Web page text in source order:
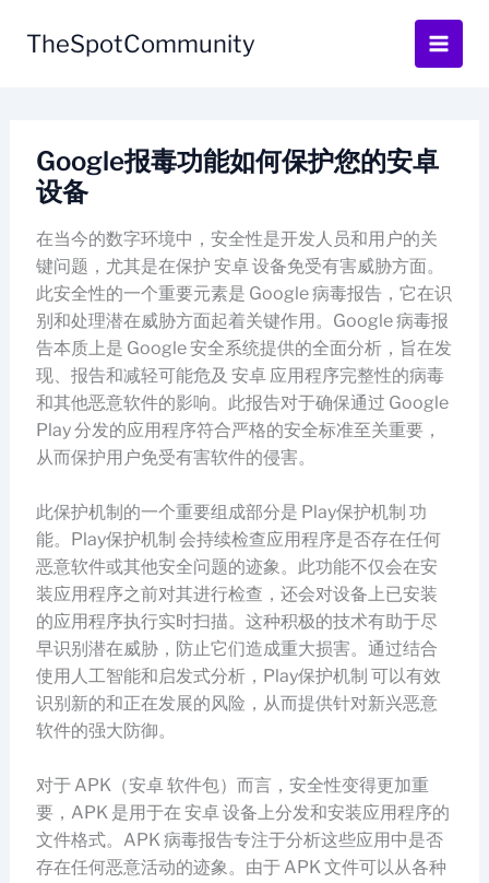
TheSpotCommunity
Google报毒功能如何保护您的安卓
设备
在当今的数字环境中，安全性是开发人员和用户的关
键问题，尤其是在保护 安卓 设备免受有害威胁方面。
此安全性的一个重要元素是 Google 病毒报告，它在识
别和处理潜在威胁方面起着关键作用。Google 病毒报
告本质上是 Google 安全系统提供的全面分析，旨在发
现、报告和减轻可能危及 安卓 应用程序完整性的病毒
和其他恶意软件的影响。此报告对于确保通过 Google
Play 分发的应用程序符合严格的安全标准至关重要，
从而保护用户免受有害软件的侵害。
此保护机制的一个重要组成部分是 Play保护机制 功
能。Play保护机制 会持续检查应用程序是否存在任何
恶意软件或其他安全问题的迹象。此功能不仅会在安
装应用程序之前对其进行检查，还会对设备上已安装
的应用程序执行实时扫描。这种积极的技术有助于尽
早识别潜在威胁，防止它们造成重大损害。通过结合
使用人工智能和启发式分析，Play保护机制 可以有效
识别新的和正在发展的风险，从而提供针对新兴恶意
软件的强大防御。
对于 APK（安卓 软件包）而言，安全性变得更加重
要，APK 是用于在 安卓 设备上分发和安装应用程序的
文件格式。APK 病毒报告专注于分析这些应用中是否
存在任何恶意活动的迹象。由于 APK 文件可以从各种